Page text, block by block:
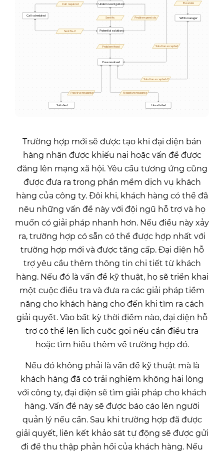
Trường hợp mới sẽ được tạo khi đại diện bán
hàng nhận được khiếu nại hoặc vấn đề được
đăng lên mạng xã hội. Yêu cầu tương ứng cũng
được đưa ra trong phần mềm dịch vụ khách
hàng của công ty. Đôi khi, khách hàng có thể đã
nêu những vấn đề này với đội ngũ hỗ trợ và họ
muốn có giải pháp nhanh hơn. Nếu điều này xảy
ra, trường hợp có sẵn có thể được hợp nhất với
trường hợp mới và được tăng cấp. Đại diện hỗ
trợ yêu cầu thêm thông tin chi tiết từ khách
hàng. Nếu đó là vấn đề kỹ thuật, họ sẽ triển khai
một cuộc điều tra và đưa ra các giải pháp tiềm
năng cho khách hàng cho đến khi tìm ra cách
giải quyết. Vào bất kỳ thời điểm nào, đại diện hỗ
trợ có thể lên lịch cuộc gọi nếu cần điều tra
hoặc tìm hiểu thêm về trường hợp đó.
Nếu đó không phải là vấn đề kỹ thuật mà là
khách hàng đã có trải nghiệm không hài lòng
với công ty, đại diện sẽ tìm giải pháp cho khách
hàng. Vấn đề này sẽ được báo cáo lên người
quản lý nếu cần. Sau khi trường hợp đã được
giải quyết, liên kết khảo sát tự động sẽ được gửi
đi để thu thập phản hồi của khách hàng. Nếu